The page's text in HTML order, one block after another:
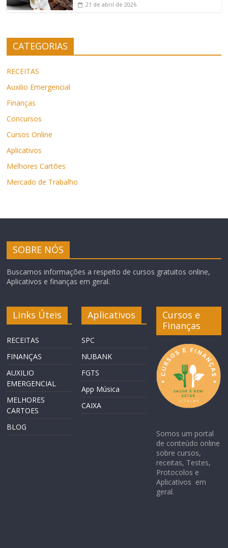
21 de abril de 2026
CATEGORIAS
RECEITAS
Auxilio Emergencial
Finanças
Concursos
Cursos Online
Aplicativos
Melhores Cartões
Mercado de Trabalho
SOBRE NÓS
Buscamos informações a respeito de cursos gratuitos online,
Aplicativos e finanças em geral.
Links Úteis
RECEITAS
FINANÇAS
AUXILIO
EMERGENCIAL
MELHORES
CARTOES
BLOG
Aplicativos
SPC
NUBANK
FGTS
App Música
CAIXA
Cursos e
Finanças
Somos um portal
de conteúdo online
sobre cursos,
receitas, Testes,
Protocolos e
Aplicativos em
geral.